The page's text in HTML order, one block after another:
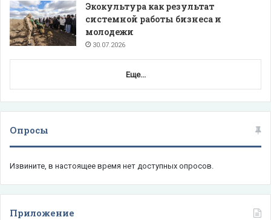
Экокультура как результат
системной работы бизнеса и
молодежи
30.07.2026
Еще...
Опросы
Извините, в настоящее время нет доступных опросов.
Приложение